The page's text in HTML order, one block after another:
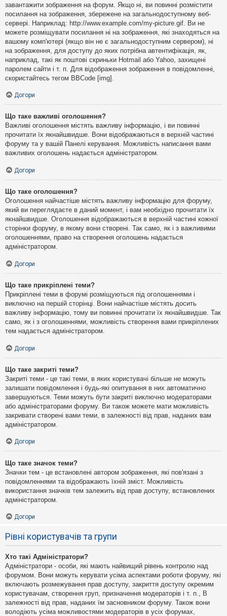
завантажити зображення на форум. Якщо ні, ви повинні розмістити
посилання на зображення, збережене на загальнодоступному веб-
сервері. Наприклад: http://www.example.com/my-picture.gif. Ви не
можете розміщувати посилання ні на зображення, які знаходяться на
вашому комп'ютері (якщо він не є загальнодоступним сервером), ні
на зображення, для доступу до яких потрібна автентифікація, як,
наприклад, такі як поштові скриньки Hotmail або Yahoo, захищені
паролем сайти і т. п. Для відображення зображення в повідомленні,
скористайтесь тегом BBCode [img].
Догори
Що таке важливі оголошення?
Важливі оголошення містять важливу інформацію, і ви повинні
прочитати їх якнайшвидше. Вони відображаються в верхній частині
форуму та у вашій Панелі керування. Можливість написання вами
важливих оголошень надається адміністратором.
Догори
Що таке оголошення?
Оголошення найчастіше містять важливу інформацію для форуму,
який ви переглядаєте в даний момент, і вам необхідно прочитати їх
якнайшвидше. Оголошення відображаються в верхній частині кожної
сторінки форуму, в якому вони створені. Так само, як і з важливими
оголошеннями, право на створення оголошень надається
адміністратором.
Догори
Що таке прикріплені теми?
Прикріплені теми в форумі розміщуються під оголошеннями і
виключно на першій сторінці. Вони найчастіше містять досить
важливу інформацію, тому ви повинні прочитати їх якнайшвидше. Так
само, як і з оголошеннями, можливість створення вами прикріплених
тем надається адміністратором.
Догори
Що таке закриті теми?
Закриті теми - це такі теми, в яких користувачі більше не можуть
залишати повідомлення і будь-які опитування в них автоматично
завершуються. Теми можуть бути закриті виключно модераторами
або адміністраторами форуму. Ви також можете мати можливість
закривати створені вами теми, в залежності від прав, наданих вам
адміністратором.
Догори
Що таке значок теми?
Значки тем - це встановлені автором зображення, які пов'язані з
повідомленнями та відображають їхній зміст. Можливість
використання значків тем залежить від прав доступу, встановлених
адміністратором.
Догори
Рівні користувачів та групи
Хто такі Адміністратори?
Адміністратори - особи, які мають найвищий рівень контролю над
форумом. Вони можуть керувати усіма аспектами роботи форуму, які
включають розмежування прав доступу, закриття доступу окремим
користувачам, створення груп, призначення модераторів і т. п., В
залежності від прав, наданих їм засновником форуму. Також вони
володіють усіма можливостями модераторів в усіх форумах,